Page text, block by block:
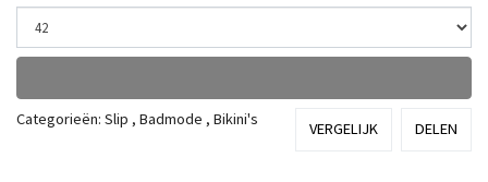
Categorieën: Slip , Badmode , Bikini's
VERGELIJK DELEN